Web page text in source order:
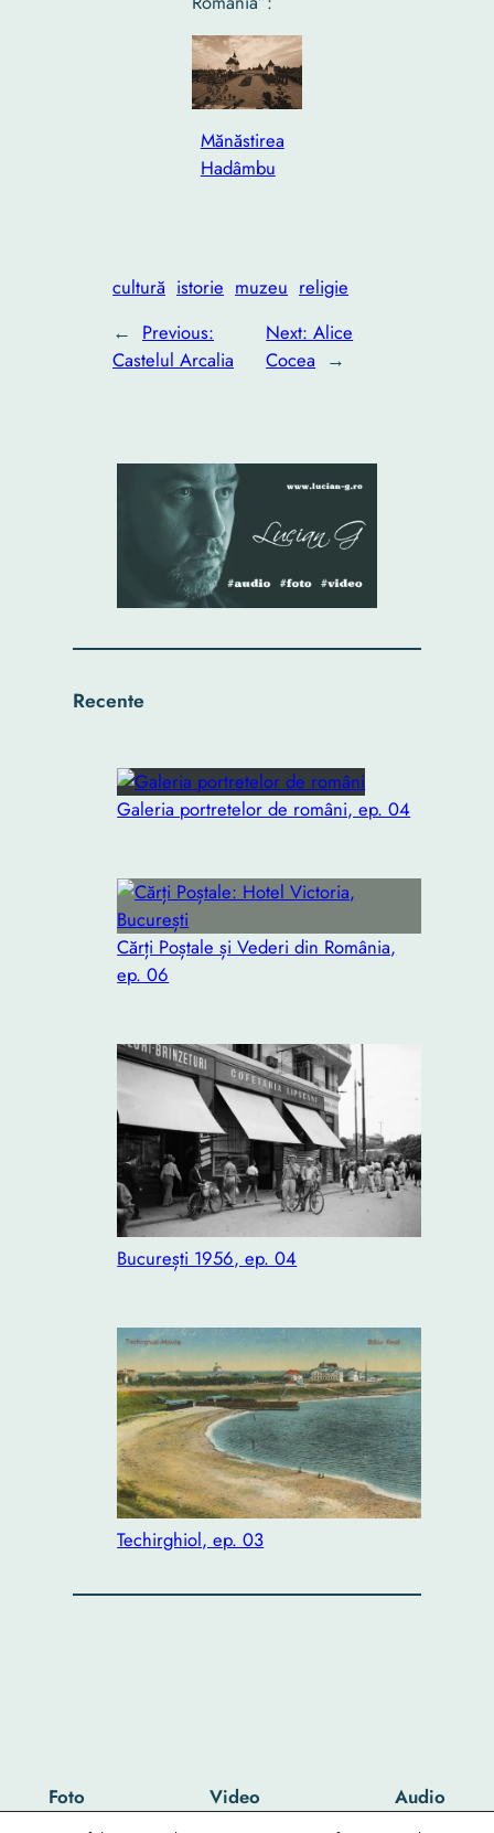
Mănăstirea
Hadâmbu
cultură istorie muzeu religie
← Previous:
Castelul Arcalia
Next:Alice
Cocea →
Recente
Galeria portretelor de români, ep. 04
Cărți Poștale și Vederi din România,
ep. 06
București 1956, ep. 04
Techirghiol, ep. 03
Foto Video Audio